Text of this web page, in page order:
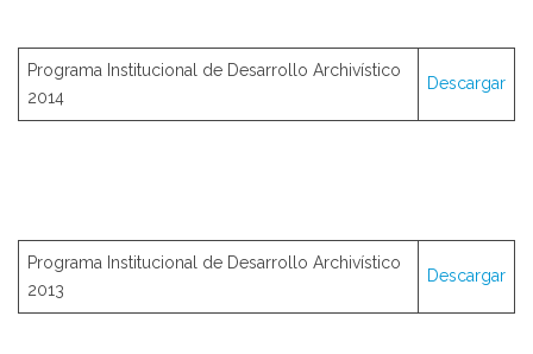
Programa Institucional de Desarrollo Archivístico
2014
Descargar
Programa Institucional de Desarrollo Archivístico
2013
Descargar